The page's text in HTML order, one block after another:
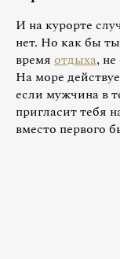
И на курорте
нет. Но как бы
время отдыха,
На море
если мужчина в
пригласит тебя
вместо первого